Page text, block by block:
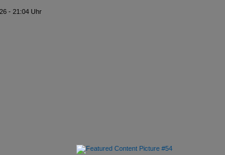
- 21:04 Uhr